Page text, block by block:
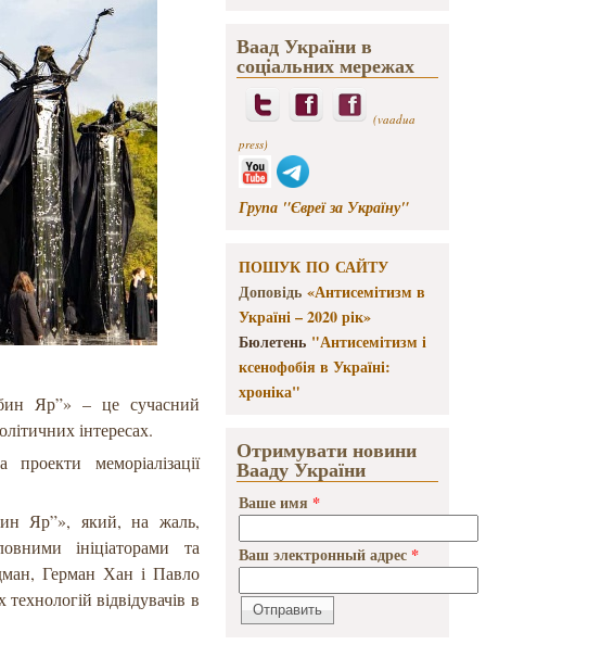
Яр”» – це сучасний
інтересах.
меморіалізації
Яр”», який, на жаль,
ініціаторами та
Герман Хан і Павло
відвідувачів в
Ваад України в
соціальних мережах
(vaadua
press)
Група "Євреї за Україну"
ПОШУК ПО САЙТУ
Доповідь «Антисемітизм в
Україні – 2020 рік»
Бюлетень "Антисемітизм і
ксенофобія в Україні:
хроніка"
Отримувати новини
Вааду України
Ваше имя *
Ваш электронный адрес *